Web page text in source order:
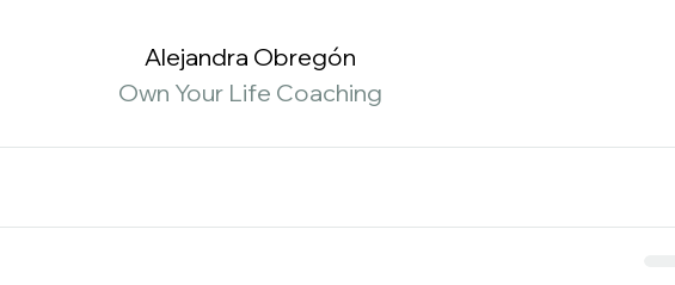
Alejandra Obregón
Own Your Life Coaching